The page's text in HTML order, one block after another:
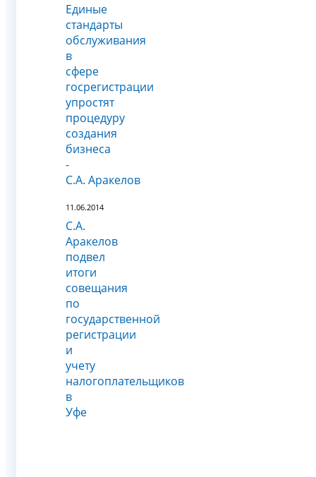
Единые
стандарты
обслуживания
в
сфере
госрегистрации
упростят
процедуру
создания
бизнеса
-
С.А. Аракелов
11.06.2014
С.А.
Аракелов
подвел
итоги
совещания
по
государственной
регистрации
и
учету
налогоплательщиков
в
Уфе